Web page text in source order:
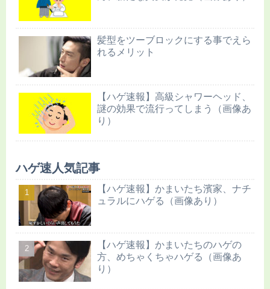
髪型をツーブロックにする事でえら
れるメリット
【ハゲ速報】高級シャワーヘッド、
謎の効果で流行ってしまう（画像あ
り）
ハゲ速人気記事
【ハゲ速報】かまいたち濱家、ナチ
ュラルにハゲる（画像あり）
【ハゲ速報】かまいたちのハゲの
方、めちゃくちゃハゲる（画像あ
り）